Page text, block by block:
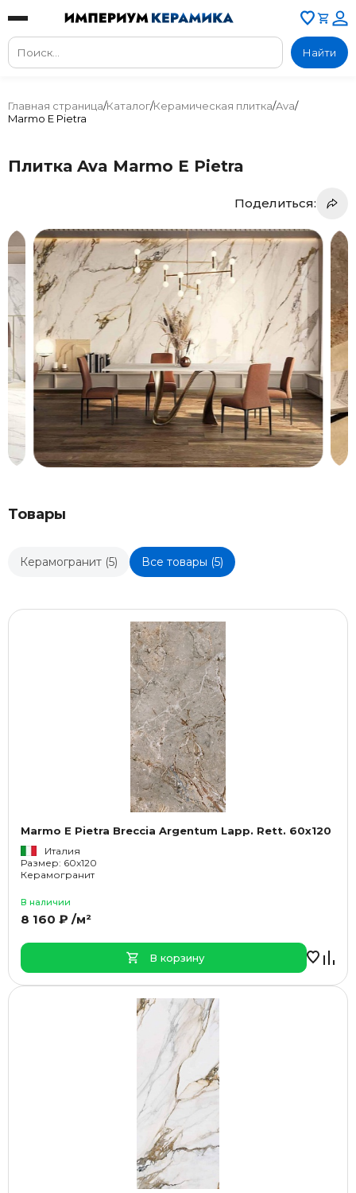
Найти
Главная страница/Каталог/Керамическая плитка/Ava/
Marmo E Pietra
Плитка Ava Marmo E Pietra
Поделиться:
Товары
Керамогранит (5) Все товары (5)
Marmo E Pietra Breccia Argentum Lapp. Rett. 60x120
Италия
Размер: 60x120
Керамогранит
В наличии
8 160 ₽ /м²
В корзину